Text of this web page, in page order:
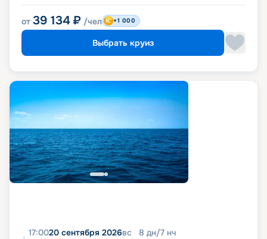
от 39 134 ₽ /чел +1 000
Выбрать круиз
17:0020 сентября 2026вс 8 дн/7 нч